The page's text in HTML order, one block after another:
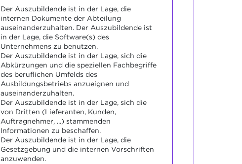
Der Auszubildende ist in der Lage, die
internen Dokumente der Abteilung
auseinanderzuhalten. Der Auszubildende ist
in der Lage, die Software(s) des
Unternehmens zu benutzen.
Der Auszubildende ist in der Lage, sich die
Abkürzungen und die speziellen Fachbegriffe
des beruflichen Umfelds des
Ausbildungsbetriebs anzueignen und
auseinanderzuhalten.
Der Auszubildende ist in der Lage, sich die
von Dritten (Lieferanten, Kunden,
Auftragnehmer, ...) stammenden
Informationen zu beschaffen.
Der Auszubildende ist in der Lage, die
Gesetzgebung und die internen Vorschriften
anzuwenden.